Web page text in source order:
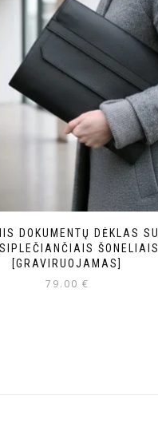
DOKUMENTŲ DĖKLAS SU
ŠONELIAIS
[GRAVIRUOJAMAS]
79.00 €